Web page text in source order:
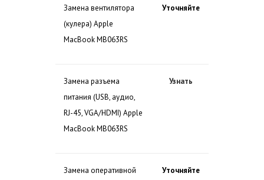
Замена вентилятора
(кулера) Apple
MacBook MB063RS
Уточняйте
Замена разъема
питания (USB, аудио,
RJ-45, VGA/HDMI) Apple
MacBook MB063RS
Узнать
Замена оперативной
Уточняйте